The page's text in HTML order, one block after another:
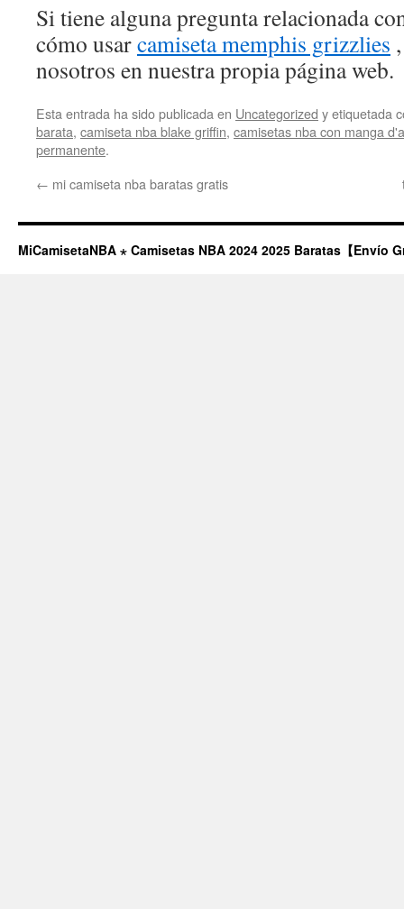
Si tiene alguna pregunta relacionada
cómo usarcamiseta memphis grizzlies
nosotros en nuestra propia página web.
Esta entrada ha sido publicada en Uncategorized y etiquetada
barata, camiseta nba blake griffin, camisetas nba con manga
permanente.
← mi camiseta nba baratas gratis
MiCamisetaNBA ⋆ Camisetas NBA 2024 2025 Baratas【Envío